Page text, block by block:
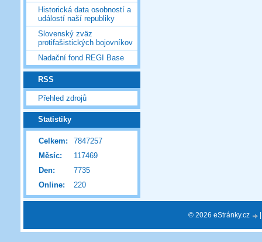
Historická data osobností a
událostí naší republiky
Slovenský zväz
protifašistických bojovníkov
Nadační fond REGI Base
RSS
Přehled zdrojů
Statistiky
Online: 220
Celkem:
7847257
Měsíc:
117469
Den:
7735
© 2026 eStránky.cz